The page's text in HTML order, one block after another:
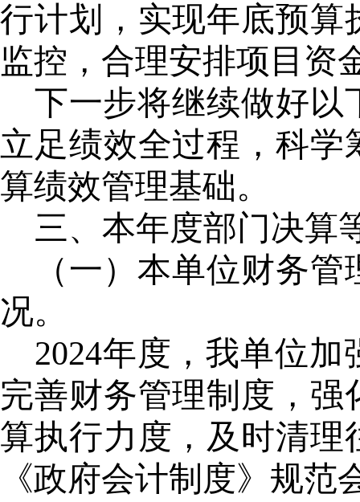
行计划，实现年底预算
监控，合理安排项目资
下一步将继续做好以
立足绩效全过程，科
算绩效管理基础。
三、本年度部门决算
（一）本单位财务
况。
2024年度，我单位
完善财务管理制度，
算执行力度，及时清
《政府会计制度》规